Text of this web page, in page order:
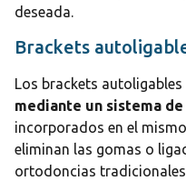
deseada.
Brackets
Los brackets autoligables
mediante un sistema
incorporados en el
eliminan las gomas o
ortodoncias